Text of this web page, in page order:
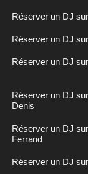
Réserver un DJ
Réserver un DJ
Réserver un DJ
Réserver un DJ
Denis
Réserver un DJ
Ferrand
Réserver un DJ